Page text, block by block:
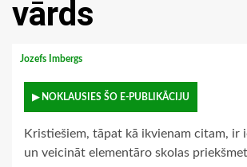
vārds
Jozefs Imbergs
▶ NOKLAUSIES ŠO E-PUBLIKĀCIJU
Kristiešiem, tāpat kā ikvienam citam, ir
un veicināt elementāro skolas